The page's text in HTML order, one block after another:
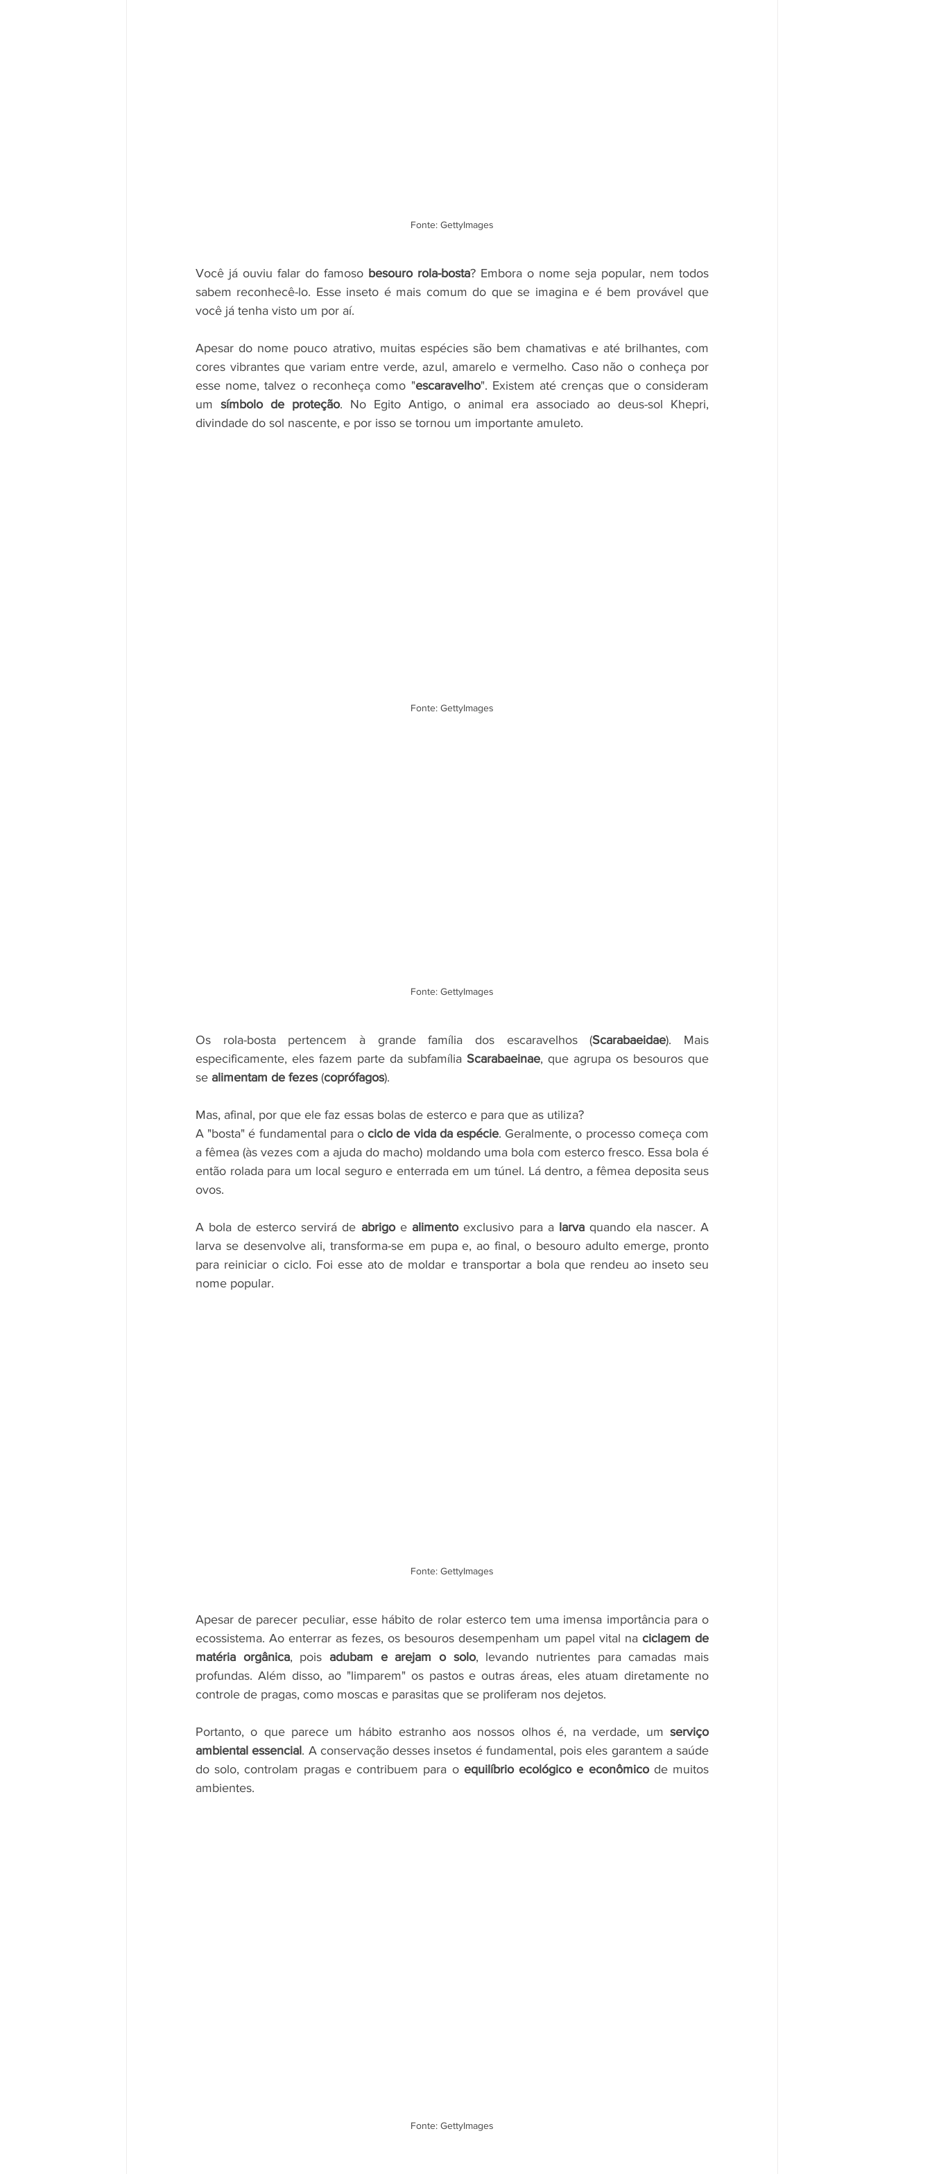
Fonte: GettyImages
Você já ouviu falar do famoso besouro rola-bosta? Embora o nome seja popular, nem todos
sabem reconhecê-lo. Esse inseto é mais comum do que se imagina e é bem provável que
você já tenha visto um por aí.
Apesar do nome pouco atrativo, muitas espécies são bem chamativas e até brilhantes, com
cores vibrantes que variam entre verde, azul, amarelo e vermelho. Caso não o conheça por
esse nome, talvez o reconheça como "escaravelho". Existem até crenças que o consideram
um símbolo de proteção. No Egito Antigo, o animal era associado ao deus-sol Khepri,
divindade do sol nascente, e por isso se tornou um importante amuleto.
Fonte: GettyImages
Fonte: GettyImages
Os rola-bosta pertencem à grande família dos escaravelhos (Scarabaeidae). Mais
especificamente, eles fazem parte da subfamília Scarabaeinae, que agrupa os besouros que
se alimentam de fezes (coprófagos).
Mas, afinal, por que ele faz essas bolas de esterco e para que as utiliza?
A "bosta" é fundamental para o ciclo de vida da espécie. Geralmente, o processo começa com
a fêmea (às vezes com a ajuda do macho) moldando uma bola com esterco fresco. Essa bola é
então rolada para um local seguro e enterrada em um túnel. Lá dentro, a fêmea deposita seus
ovos.
A bola de esterco servirá de abrigo e alimento exclusivo para a larva quando ela nascer. A
larva se desenvolve ali, transforma-se em pupa e, ao final, o besouro adulto emerge, pronto
para reiniciar o ciclo. Foi esse ato de moldar e transportar a bola que rendeu ao inseto seu
nome popular.
Fonte: GettyImages
Apesar de parecer peculiar, esse hábito de rolar esterco tem uma imensa importância para o
ecossistema. Ao enterrar as fezes, os besouros desempenham um papel vital na ciclagem de
matéria orgânica, pois adubam e arejam o solo, levando nutrientes para camadas mais
profundas. Além disso, ao "limparem" os pastos e outras áreas, eles atuam diretamente no
controle de pragas, como moscas e parasitas que se proliferam nos dejetos.
Portanto, o que parece um hábito estranho aos nossos olhos é, na verdade, um serviço
ambiental essencial. A conservação desses insetos é fundamental, pois eles garantem a saúde
do solo, controlam pragas e contribuem para o equilíbrio ecológico e econômico de muitos
ambientes.
Fonte: GettyImages